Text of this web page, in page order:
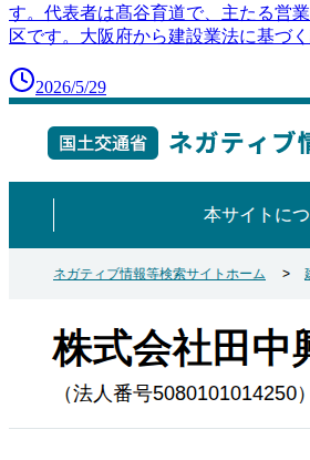
す。代表者は髙谷育道で、主たる営
区です。大阪府から建設業法に基づ
2026/5/29